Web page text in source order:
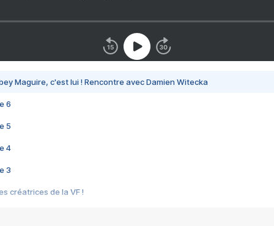
Maguire, c'est lui ! Rencontre avec Damien Witecka
6
5
4
3
créatrices de la VF !